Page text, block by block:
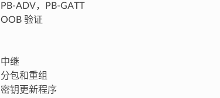
PB-ADV，PB-GATT
OOB 验证
中继
分包和重组
密钥更新程序